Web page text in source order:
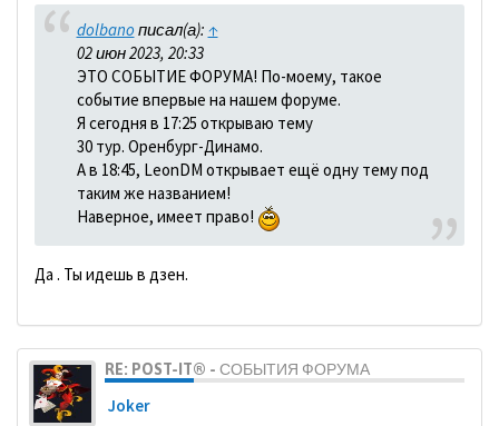
dolbano писал(а): ↑
02 июн 2023, 20:33
ЭТО СОБЫТИЕ ФОРУМА! По-моему, такое
событие впервые на нашем форуме.
Я сегодня в 17:25 открываю тему
30 тур. Оренбург-Динамо.
А в 18:45, LeonDM открывает ещё одну тему под
таким же названием!
Наверное, имеет право!
Да . Ты идешь в дзен.
RE: POST-IT® - СОБЫТИЯ ФОРУМА
Joker